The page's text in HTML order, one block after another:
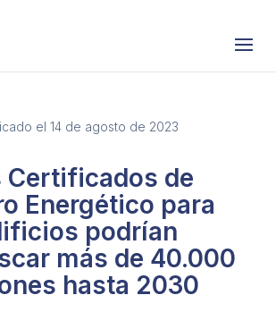
el 14 de agosto de 2023
Certificados de
Energético para
podrían
más de 40.000
hasta 2030